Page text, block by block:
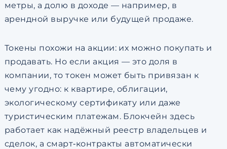
метры, а долю в доходе — например, в
арендной выручке или будущей продаже.
Токены похожи на акции: их можно покупать и
продавать. Но если акция — это доля в
компании, то токен может быть привязан к
чему угодно: к квартире, облигации,
экологическому сертификату или даже
туристическим платежам. Блокчейн здесь
работает как надёжный реестр владельцев и
сделок, а смарт‑контракты автоматически